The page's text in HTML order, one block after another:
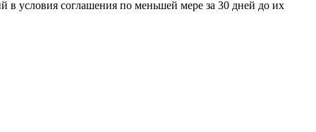
условия соглашения по меньшей мере за 30 дней до их